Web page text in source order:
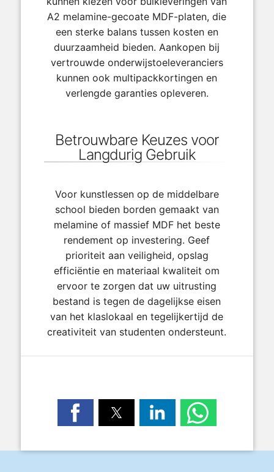
A2 melamine-gecoate MDF-platen, die
een sterke balans tussen kosten en
duurzaamheid bieden. Aankopen bij
vertrouwde onderwijstoeleveranciers
kunnen ook multipackkortingen en
verlengde garanties opleveren.
Betrouwbare Keuzes voor
Langdurig Gebruik
Voor kunstlessen op de middelbare
school bieden borden gemaakt van
melamine of massief MDF het beste
rendement op investering. Geef
prioriteit aan veiligheid, opslag
efficiëntie en materiaal kwaliteit om
ervoor te zorgen dat uw uitrusting
bestand is tegen de dagelijkse eisen
van het klaslokaal en tegelijkertijd de
creativiteit van studenten ondersteunt.